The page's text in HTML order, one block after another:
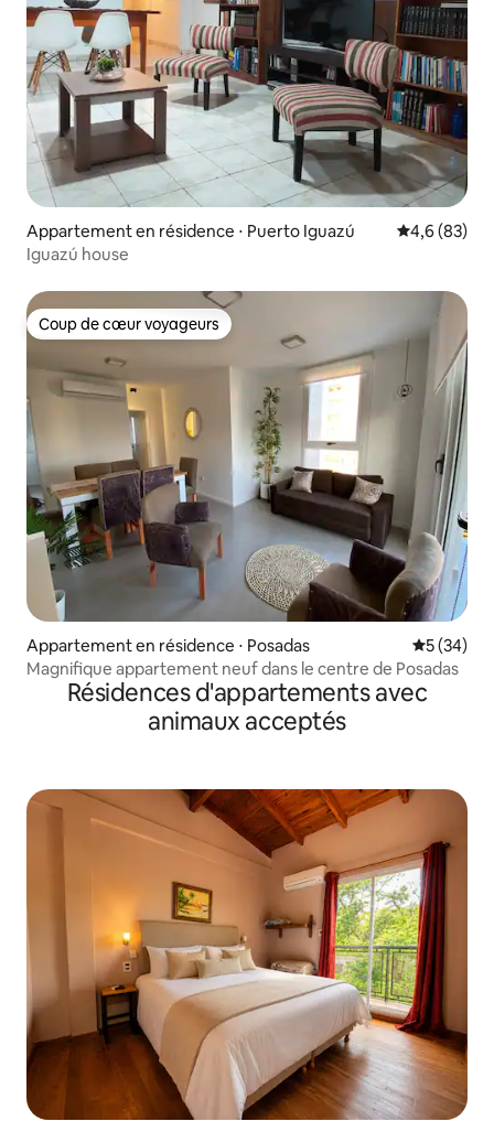
Appartement en résidence ⋅ Puerto Iguazú Évaluation
4,6 (83)
Iguazú house
Coup de cœur voyageurs
Coup de cœur voyageurs
Appartement en résidence ⋅ Posadas
5 (34)
Magnifique appartement neuf dans le centre de Posadas
Résidences d'appartements avec
animaux acceptés